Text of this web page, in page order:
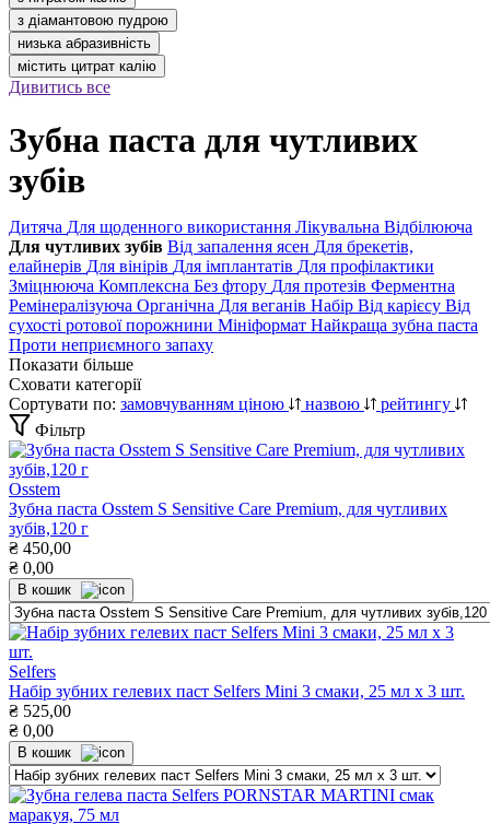
з діамантовою пудрою
низька абразивність
містить цитрат калію
Дивитись все
Зубна паста для чутливих
зубів
Дитяча Для щоденного використання Лікувальна Відбілююча
Для чутливих зубів Від запалення ясен Для брекетів,
елайнерів Для вінірів Для імплантатів Для профілактики
Зміцнююча Комплексна Без фтору Для протезів Ферментна
Ремінералізуюча Органічна Для веганів Набір Від карієсу Від
сухості ротової порожнини Мініформат Найкраща зубна паста
Проти неприємного запаху
Показати більше
Сховати категорії
Сортувати по: замовчуванням ціною назвою
рейтингу
Фільтр
Osstem
Зубна паста Osstem S Sensitive Care Premium, для чутливих
зубів,120 г
₴ 450,00
₴ 0,00
В кошик
Selfers
Набір зубних гелевих паст Selfers Mini 3 смаки, 25 мл х 3 шт.
₴ 525,00
₴ 0,00
В кошик